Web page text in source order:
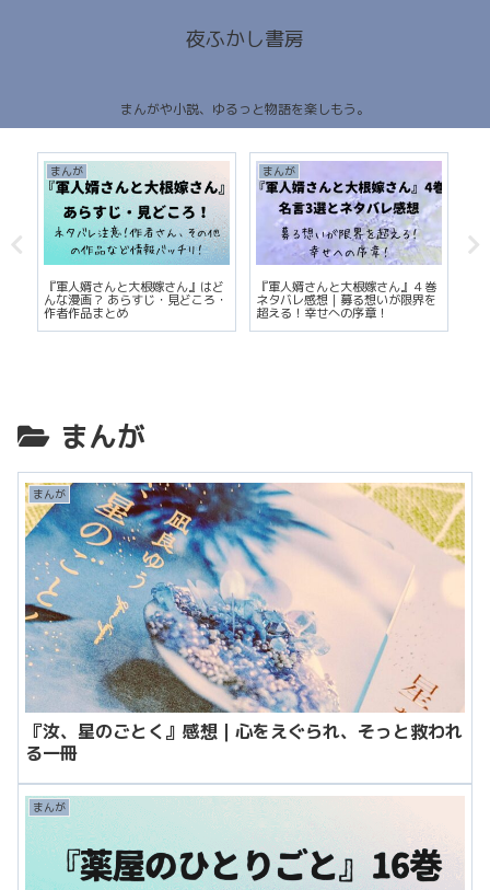
夜ふかし書房
まんがや小説、ゆるっと物語を楽しもう。
まんが
『軍人婿さんと大根嫁さん』はど
んな漫画？ あらすじ・見どころ・
作者作品まとめ
まんが
『軍人婿さんと大根嫁さん』４巻
ネタバレ感想｜募る想いが限界を
超える！幸せへの序章！
まんが
まんが
『汝、星のごとく』感想｜心をえぐられ、そっと救われ
る一冊
まんが